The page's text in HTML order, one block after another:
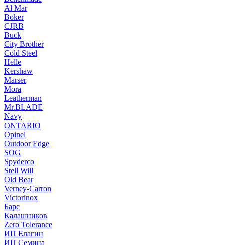
Al Mar
Boker
CJRB
Buck
City Brother
Cold Steel
Helle
Kershaw
Marser
Mora
Leatherman
Mr.BLADE
Navy
ONTARIO
Opinel
Outdoor Edge
SOG
Spyderco
Stell Will
Old Bear
Verney-Carron
Victorinox
Барс
Калашников
Zero Tolerance
ИП Елагин
ИП Семина